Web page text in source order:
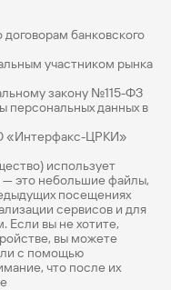
банковского
участником рынка
закону №115-ФЗ
персональных данных в
«Интерфакс-ЦРКИ»
использует
— это небольшие файлы,
посещениях
сервисов и для
Если вы не хотите,
вы можете
с помощью
что после их